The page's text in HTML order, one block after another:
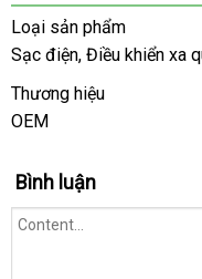
Loại sản phẩm
Sạc điệntrung
tâm
, Điều khiển xa
Thương hiệu
OEM
Bình luận